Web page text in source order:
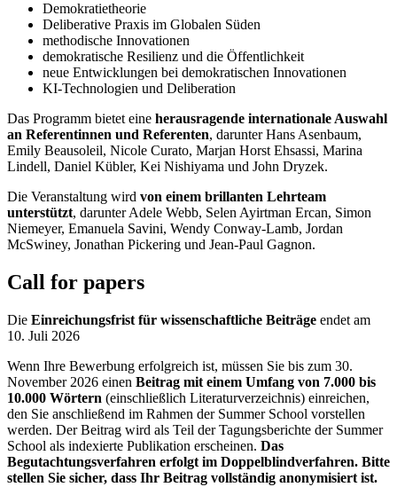
Demokratietheorie
Deliberative Praxis im Globalen Süden
methodische Innovationen
demokratische Resilienz und die Öffentlichkeit
neue Entwicklungen bei demokratischen Innovationen
KI-Technologien und Deliberation
Das Programm bietet eine herausragende internationale Auswahl
an Referentinnen und Referenten, darunter Hans Asenbaum,
Emily Beausoleil, Nicole Curato, Marjan Horst Ehsassi, Marina
Lindell, Daniel Kübler, Kei Nishiyama und John Dryzek.
Die Veranstaltung wird von einem brillanten Lehrteam
unterstützt, darunter Adele Webb, Selen Ayirtman Ercan, Simon
Niemeyer, Emanuela Savini, Wendy Conway-Lamb, Jordan
McSwiney, Jonathan Pickering und Jean-Paul Gagnon.
Call for papers
Die Einreichungsfrist für wissenschaftliche Beiträge endet am
10. Juli 2026
Wenn Ihre Bewerbung erfolgreich ist, müssen Sie bis zum 30.
November 2026 einen Beitrag mit einem Umfang von 7.000 bis
10.000 Wörtern (einschließlich Literaturverzeichnis) einreichen,
den Sie anschließend im Rahmen der Summer School vorstellen
werden. Der Beitrag wird als Teil der Tagungsberichte der Summer
School als indexierte Publikation erscheinen. Das
Begutachtungsverfahren erfolgt im Doppelblindverfahren. Bitte
stellen Sie sicher, dass Ihr Beitrag vollständig anonymisiert ist.